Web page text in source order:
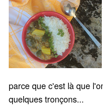
parce que c'est là que
quelques tronçons...